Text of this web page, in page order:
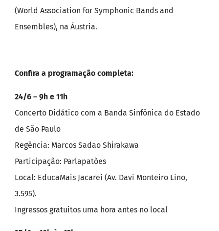
(World Association for Symphonic Bands and
Ensembles), na Áustria.
Confira a programação completa:
24/6 – 9h e 11h
Concerto Didático com a Banda Sinfônica do Estado
de São Paulo
Regência: Marcos Sadao Shirakawa
Participação: Parlapatões
Local: EducaMais Jacareí (Av. Davi Monteiro Lino,
3.595).
Ingressos gratuitos uma hora antes no local